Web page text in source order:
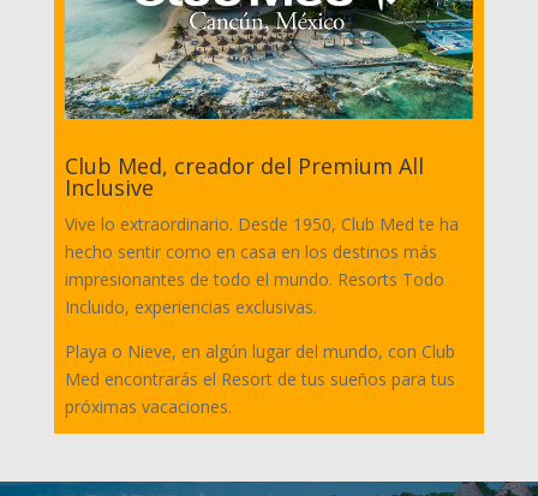
Club Med, creador del Premium All
Inclusive
Vive lo extraordinario. Desde 1950, Club Med te ha
hecho sentir como en casa en los destinos más
impresionantes de todo el mundo. Resorts Todo
Incluido, experiencias exclusivas.
Playa o Nieve, en algún lugar del mundo, con Club
Med encontrarás el Resort de tus sueños para tus
próximas vacaciones.